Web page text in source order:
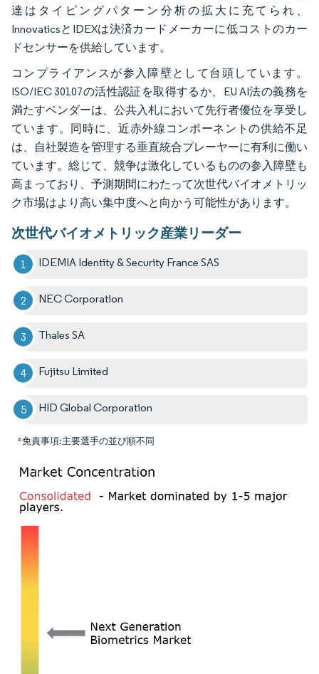
達はタイピングパターン分析の拡大に充てられ、
InnovaticsとIDEXは決済カードメーカーに低コストのカー
ドセンサーを供給しています。
コンプライアンスが参入障壁として台頭しています。
ISO/IEC 30107の活性認証を取得するか、EU AI法の義務を
満たすベンダーは、公共入札において先行者優位を享受し
ています。同時に、近赤外線コンポーネントの供給不足
は、自社製造を管理する垂直統合プレーヤーに有利に働い
ています。総じて、競争は激化しているものの参入障壁も
高まっており、予測期間にわたって次世代バイオメトリッ
ク市場はより高い集中度へと向かう可能性があります。
次世代バイオメトリック産業リーダー
IDEMIA Identity & Security France SAS
NEC Corporation
Thales SA
Fujitsu Limited
HID Global Corporation
*免責事項:主要選手の並び順不同